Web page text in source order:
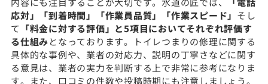
応対」「到着時間」「作業員品質」「作業スピード」 そし
て 「料金に対する評価」と5項目においてそれぞれ評価す
る仕組みとなっております。トイレつまりの修理に関する
具体的な事例や、業者の対応力、説明の丁寧さなどに関す
る意見は、業者の実力を判断する上で非常に参考になりま
す。また、口コミの件数や投稿時期にも注意しましょう。